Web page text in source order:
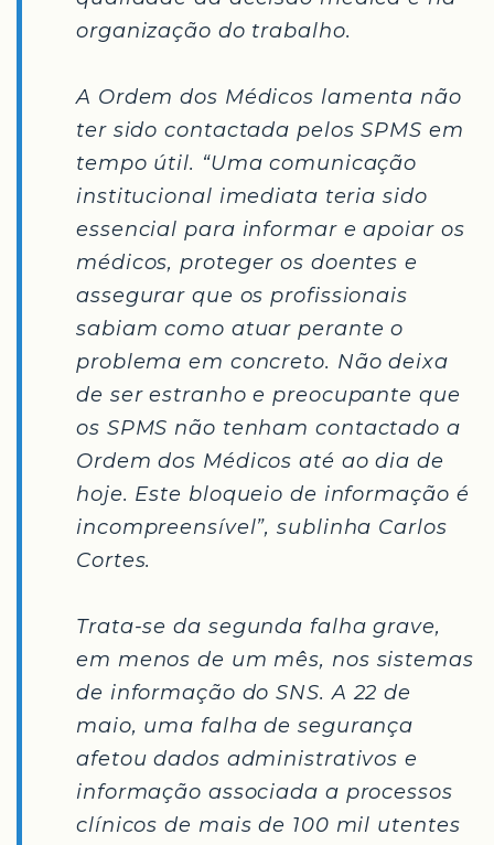
organização do trabalho.
A Ordem dos Médicos lamenta não
ter sido contactada pelos SPMS em
tempo útil. “Uma comunicação
institucional imediata teria sido
essencial para informar e apoiar os
médicos, proteger os doentes e
assegurar que os profissionais
sabiam como atuar perante o
problema em concreto. Não deixa
de ser estranho e preocupante que
os SPMS não tenham contactado a
Ordem dos Médicos até ao dia de
hoje. Este bloqueio de informação é
incompreensível”, sublinha Carlos
Cortes.
Trata-se da segunda falha grave,
em menos de um mês, nos sistemas
de informação do SNS. A 22 de
maio, uma falha de segurança
afetou dados administrativos e
informação associada a processos
clínicos de mais de 100 mil utentes